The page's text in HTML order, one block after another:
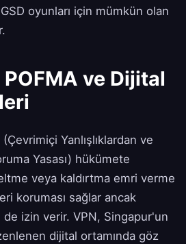
oyunları için mümkün olan
ve Dijital
(Çevrimiçi Yanlışlıklardan ve
Yasası) hükümete
veya kaldırtma emri verme
koruması sağlar ancak
izin verir. VPN, Singapur'un
dijital ortamında göz